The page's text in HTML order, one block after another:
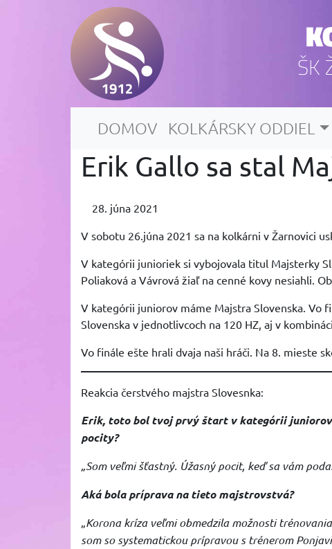
ŠK
DOMOV KOLKÁRSKY ODDIEL
Erik Gallo sa stal
28. júna 2021
V sobotu 26.júna 2021 sa na kolkárni v Žarnovici
V kategórii junioriek si vybojovala titul Majsterky
Poliaková a Vávrová žiaľ na cenné kovy nesiahli.
V kategórii juniorov máme Majstra Slovenska. Vo
Slovenska v jednotlivcoch na 120 HZ, aj v
Vo finále ešte hrali dvaja naši hráči. Na 8. mieste
Reakcia čerstvého majstra Slovesnka:
Erik, toto bol tvoj prvý štart v kategórii juniorov
pocity?
„Som veľmi šťastný. Úžasný pocit, keď sa vám
Aká bola príprava na tieto majstrovstvá?
„Korona kríza veľmi obmedzila možnosti
som so systematickou prípravou s trénerom